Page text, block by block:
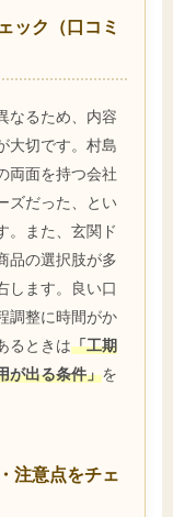
ック（口コミ
なるため、内容
大切です。村島
両面を持つ会社
ズだった、とい
。また、玄関ド
品の選択肢が多
します。良い口
調整に時間がか
るときは「工期
が出る条件」を
注意点をチェ